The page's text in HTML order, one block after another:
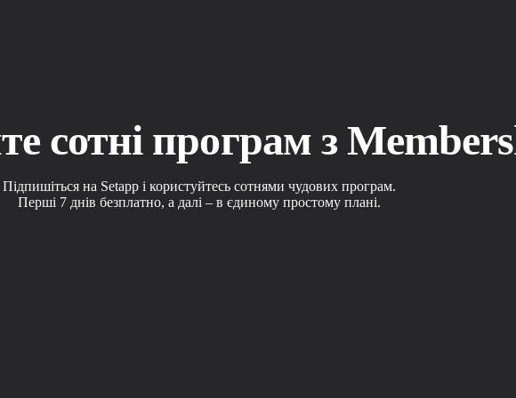
сотні програм з
Підпишіться на Setapp і користуйтесь сотнями чудових програм.
Перші 7 днів безплатно, а далі – в єдиному простому плані.